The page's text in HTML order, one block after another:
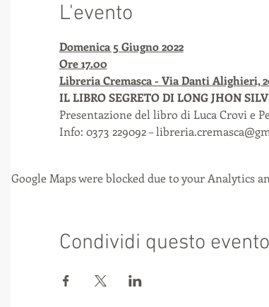
L'evento
Domenica 5 Giugno 2022
Ore 17.00
Libreria Cremasca - Via Danti Alighieri,
IL LIBRO SEGRETO DI LONG JHON
Presentazione del libro di Luca Crovi e
Info: 0373 229092 –
Google Maps were blocked due to your Analytics
Condividi questo evento